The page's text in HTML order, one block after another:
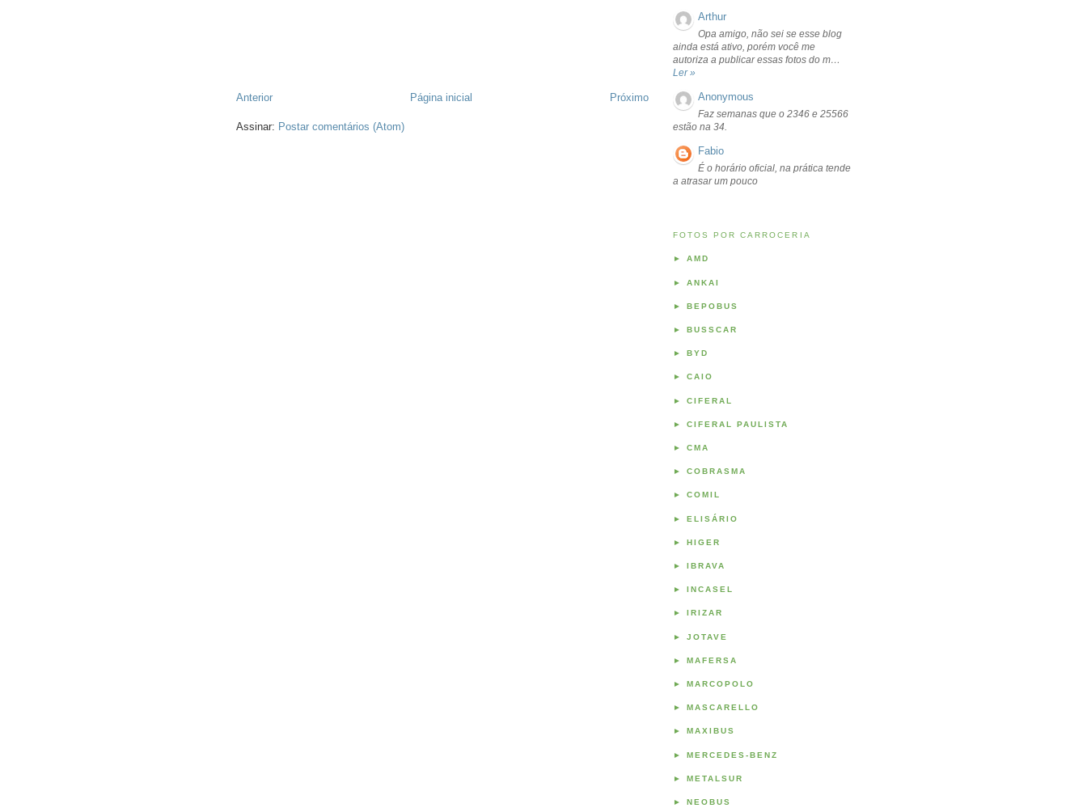
Anterior Próximo
Página inicial
Assinar: Postar comentários (Atom)
Arthur
Opa amigo, não sei se esse blog
ainda está ativo, porém você me
autoriza a publicar essas fotos do m…
Ler »
Anonymous
Faz semanas que o 2346 e 25566
estão na 34.
Fabio
É o horário oficial, na prática tende
a atrasar um pouco
FOTOS POR CARROCERIA
► AMD
► ANKAI
► BEPOBUS
► BUSSCAR
► BYD
► CAIO
► CIFERAL
► CIFERAL PAULISTA
► CMA
► COBRASMA
► COMIL
► ELISÁRIO
► HIGER
► IBRAVA
► INCASEL
► IRIZAR
► JOTAVE
► MAFERSA
► MARCOPOLO
► MASCARELLO
► MAXIBUS
► MERCEDES-BENZ
► METALSUR
► NEOBUS